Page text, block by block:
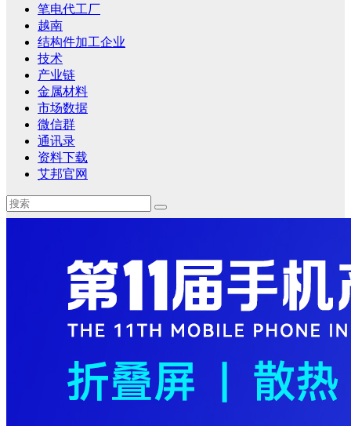
笔电代工厂
越南
结构件加工企业
技术
产业链
金属材料
市场数据
微信群
通讯录
资料下载
艾邦官网